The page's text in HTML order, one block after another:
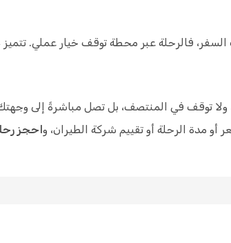
فالرحلة عبر محطة توقف خيار عملي. تتميز
ولا توقف في المنتصف، بل تصل مباشرةً إلى
مدة الرحلة أو تقييم شركة الطيران، واحجز